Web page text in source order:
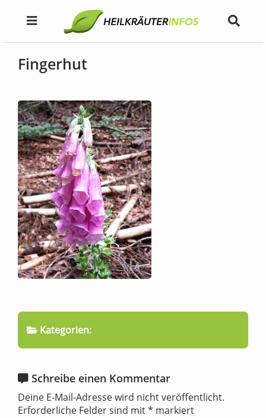
Fingerhut
Kategorien:
Schreibe einen Kommentar
Deine E-Mail-Adresse wird nicht veröffentlicht.
Erforderliche Felder sind mit* markiert